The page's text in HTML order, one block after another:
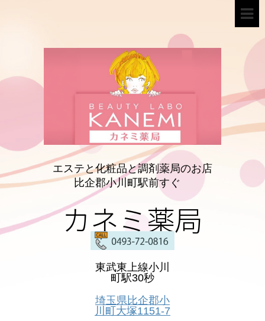
エステと化粧品と調剤薬局のお店
比企郡小川町駅前すぐ
カネミ薬局
東武東上線小川
町駅30秒
埼玉県比企郡小
川町大塚1151-7